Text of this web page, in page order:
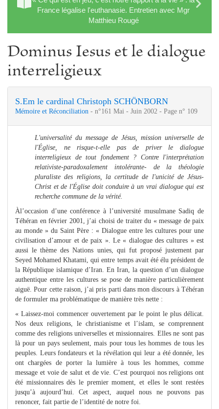
France légalise l'euthanasie. Entretien avec Mgr
Matthieu Rougé
Dominus Iesus et le dialogue
interreligieux
S.Em le cardinal Christoph SCHÖNBORN
Mémoire et Réconciliation - n°161 Mai - Juin 2002 - Page n° 109
L'universalité du message de Jésus, mission universelle de
l'Église, ne risque-t-elle pas de priver le dialogue
interreligieux de tout fondement ? Contre l'interprétation
relativiste-paradoxalement intolérante- de la théologie
pluraliste des religions, la certitude de l'unicité de Jésus-
Christ et de l'Église doit conduire à un vrai dialogue qui est
recherche commune de la vérité.
Àl’occasion d’une conférence à l’université musulmane Sadiq de
Téhéran en février 2001, j’ai choisi de traiter du « message de paix
au monde » du Saint Père : « Dialogue entre les cultures pour une
civilisation d’amour et de paix ». Le « dialogue des cultures » est
aussi le thème des Nations unies, qui fut proposé justement par
Seyed Mohamed Khatami, qui entre temps avait été élu président de
la République islamique d’Iran. En Iran, la question d’un dialogue
authentique entre les cultures se pose de manière particulièrement
aiguë. Pour cette raison, j’ai pris parti dans mon discours à Téhéran
de formuler ma problématique de manière très nette :
« Laissez-moi commencer ouvertement par le point le plus délicat.
Nos deux religions, le christianisme et l’islam, se comprennent
comme des religions universelles et missionnaires. Elles ne sont pas
là pour un pays seulement, mais pour tous les hommes de tous les
peuples. Leurs fondateurs et la révélation qui leur a été donnée, les
ont chargées de porter la lumière à tous les hommes, comme
message et voie de salut et de vie. C’est pourquoi nos religions ont
été missionnaires dès le premier moment, et elles le sont restées
jusqu’à aujourd’hui. Cet aspect, auquel nous ne pouvons pas
renoncer, fait partie de l’identité de notre foi.